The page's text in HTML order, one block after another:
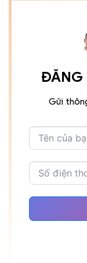
ĐĂNG
Gửi